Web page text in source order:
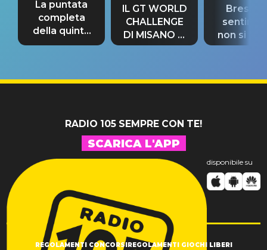
La puntata
completa
della quinta
tappa
IL GT WORLD
CHALLENGE
DI MISANO si
riconferma
Bresh:
non si
fino alla
RADIO 105 SEMPRE CON TE!
SCARICA L'APP
disponibile su
REGOLAMENTI CONCORSIREGOLAMENTI GIOCHI LIBERI